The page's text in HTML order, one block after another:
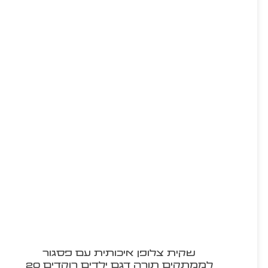
שקית צלופן איכותית עם פסגור
לממתקים תורה דגם ילדים רוקדים 20